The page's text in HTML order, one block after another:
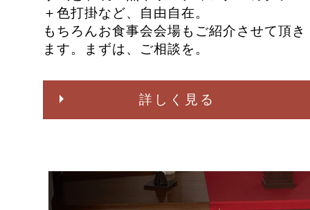
＋色打掛など、自由自在。
もちろんお食事会会場もご紹介させて頂き
ます。まずは、ご相談を。
詳しく見る